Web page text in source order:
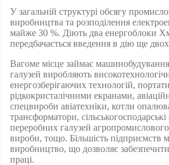
У загальній структурі обсягу
виробництва та розподілення
майже 30 %. Діють два енергоблоки
передбачається введення в дію ще
Вагоме місце займає
галузей виробляють
енергозберігаючих технологій,
рідкокристалічними екранами,
спецвироби авіатехніки, котли
трансформатори,
переробних галузей
вироби, тощо. Більшість підприємств
виробництво, що дозволяє
праці.